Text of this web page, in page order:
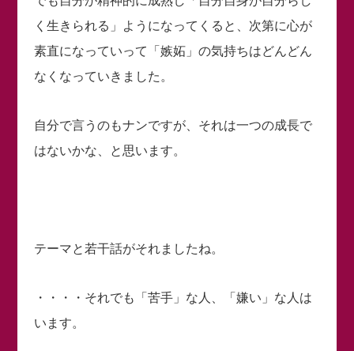
く生きられる」ようになってくると、次第に心が
素直になっていって「嫉妬」の気持ちはどんどん
なくなっていきました。
自分で言うのもナンですが、それは一つの成長で
はないかな、と思います。
テーマと若干話がそれましたね。
・・・・それでも「苦手」な人、「嫌い」な人は
います。